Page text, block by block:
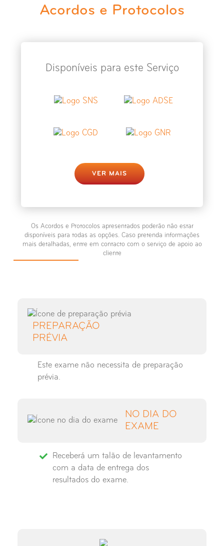
Acordos e Protocolos
Disponíveis para este Serviço
VER MAIS
Os Acordos e Protocolos apresentados poderão não estar
disponíveis para todas as opções. Caso pretenda informações
mais detalhadas, entre em contacto com o serviço de apoio ao
cliente
PREPARAÇÃO
PRÉVIA
Este exame não necessita de preparação
prévia.
NO DIA DO
EXAME
Receberá um talão de levantamento
com a data de entrega dos
resultados do exame.